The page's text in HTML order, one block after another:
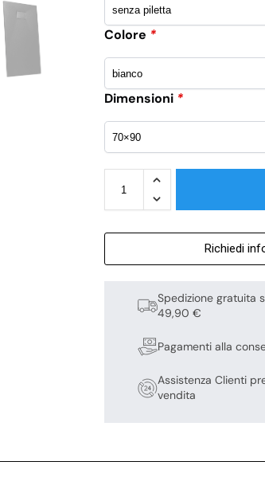
Colore *
Dimensioni *
Richiedi
Spedizione gratuita
49,90 €
Pagamenti alla
Assistenza Clienti
vendita